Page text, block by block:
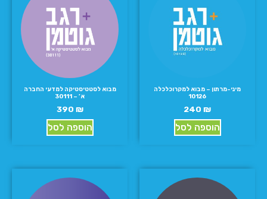
מיני-מרתון – מבוא למקרוכלכלה
10126
240 ₪
הוספה לסל
מבוא לסטטיסטיקה למדעי החברה
א’ – 30111
390 ₪
הוספה לסל